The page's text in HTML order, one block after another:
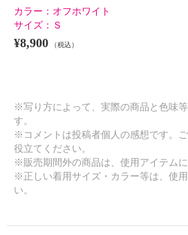
カラー： オフホワイト
サイズ： Ｓ
¥8,900 （税込）
※写り方によって、実際の商品と色味
す。
※コメントは投稿者個人の感想です。
役立てください。
※販売期間外の商品は、使用アイテムに
※正しい着用サイズ・カラー等は、使
い。